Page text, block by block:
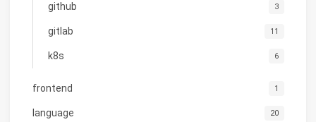
github 3
gitlab 11
k8s 6
frontend 1
language 20